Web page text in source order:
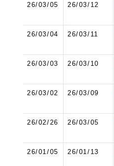
26/03/05 26/03/12
26/03/04 26/03/11
26/03/03 26/03/10
26/03/02 26/03/09
26/02/26 26/03/05
26/01/05 26/01/13